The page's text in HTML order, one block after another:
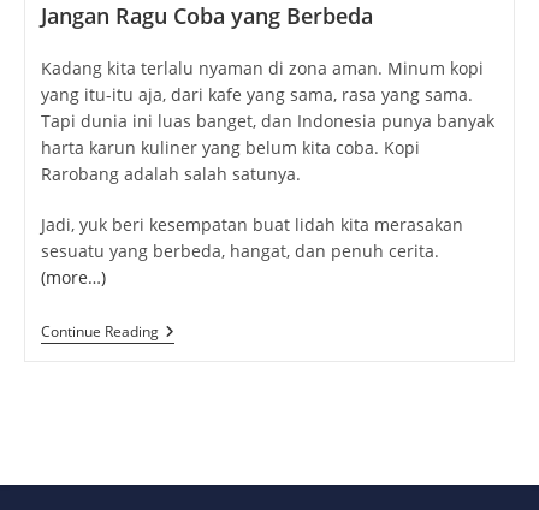
Jangan Ragu Coba yang Berbeda
Kadang kita terlalu nyaman di zona aman. Minum kopi
yang itu-itu aja, dari kafe yang sama, rasa yang sama.
Tapi dunia ini luas banget, dan Indonesia punya banyak
harta karun kuliner yang belum kita coba. Kopi
Rarobang adalah salah satunya.
Jadi, yuk beri kesempatan buat lidah kita merasakan
sesuatu yang berbeda, hangat, dan penuh cerita.
(more…)
Continue ReadingKopi
Rarobang:
Bikin